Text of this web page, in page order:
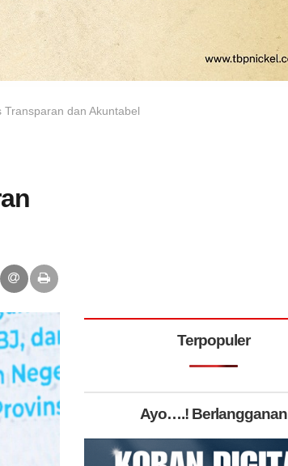
dan Akuntabel
Terpopuler
Ayo….! Berlangganan